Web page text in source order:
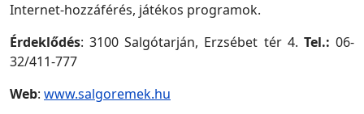
Internet-hozzáférés, játékos programok.
Érdeklődés: 3100 Salgótarján, Erzsébet tér 4. Tel.: 06-
32/411-777
Web: www.salgoremek.hu